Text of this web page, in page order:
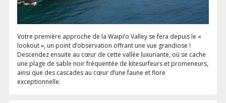
Votre première approche de la Waipi’o Valley se fera depuis le «
lookout », un point d’observation offrant une vue grandiose !
Descendez ensuite au cœur de cette vallée luxuriante, où se cache
une plage de sable noir fréquentée de kitesurfeurs et promeneurs,
ainsi que des cascades au cœur d’une faune et flore
exceptionnelle.